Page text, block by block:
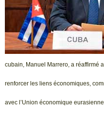
cubain, Manuel Marrero, a réaffirmé
renforcer les liens économiques,
avec l’Union économique